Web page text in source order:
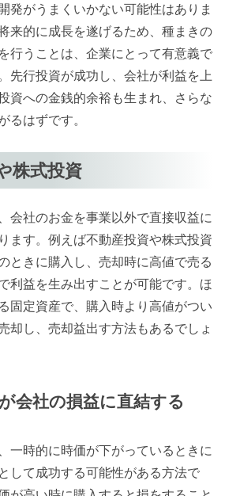
発がうまくいかない可能性はありま
来的に成長を遂げるため、種まきの
行うことは、企業にとって有意義で
先行投資が成功し、会社が利益を上
資への金銭的余裕も生まれ、さらな
るはずです。
株式投資
会社のお金を事業以外で直接収益に
ます。例えば不動産投資や株式投資
ときに購入し、売却時に高値で売る
利益を生み出すことが可能です。ほ
固定資産で、購入時より高値がつい
却し、売却益出す方法もあるでしょ
会社の損益に直結する
一時的に時価が下がっているときに
して成功する可能性がある方法で